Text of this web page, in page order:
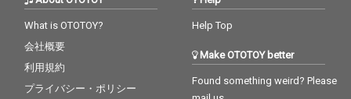
What is OTOTOY?
会社概要
利用規約
プライバシー・ポリシー
Help Top
Make OTOTOY better
Found something weird? Please